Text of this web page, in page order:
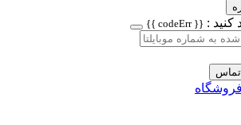
کنید : {{ codeErr }}
تماس